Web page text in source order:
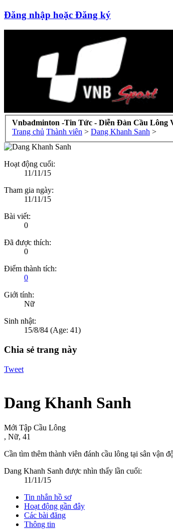
Đăng nhập hoặc Đăng ký
Vnbadminton -Tin Tức - Diễn Đàn Cầu Lông
Trang chủ Thành viên > Dang Khanh Sanh >
Hoạt động cuối:
11/11/15
Tham gia ngày:
11/11/15
Bài viết:
0
Đã được thích:
0
Điểm thành tích:
0
Giới tính:
Nữ
Sinh nhật:
15/8/84 (Age: 41)
Chia sẻ trang này
Tweet
Dang Khanh Sanh
Mới Tập Cầu Lông
, Nữ, 41
Cần tìm thêm thành viên đánh cầu lông tại sân vận
Dang Khanh Sanh được nhìn thấy lần cuối:
11/11/15
Tin nhắn hồ sơ
Hoạt động gần đây
Các bài đăng
Thông tin